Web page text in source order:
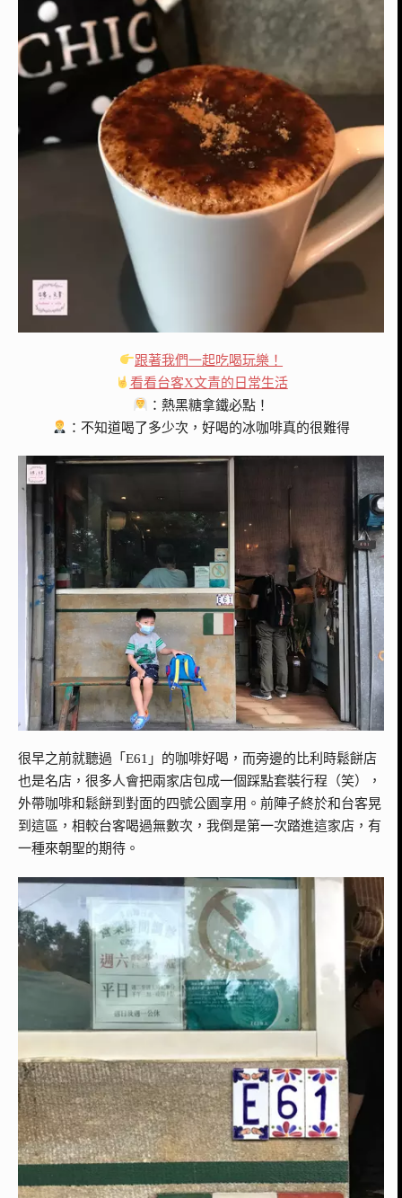
跟著我們一起吃喝玩樂！
看看台客X文青的日常生活
：熱黑糖拿鐵必點！
：不知道喝了多少次，好喝的冰咖啡真的很難得
很早之前就聽過「E61」的咖啡好喝，而旁邊的比利時鬆餅店
也是名店，很多人會把兩家店包成一個踩點套裝行程（笑），
外帶咖啡和鬆餅到對面的四號公園享用。前陣子終於和台客晃
到這區，相較台客喝過無數次，我倒是第一次踏進這家店，有
一種來朝聖的期待。